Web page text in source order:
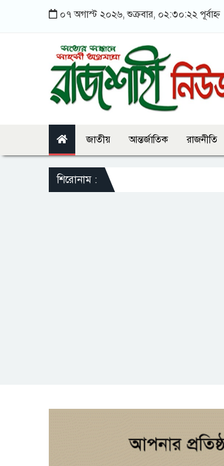
০৭ অগাস্ট ২০২৬, শুক্রবার, ০২:৩০:২২ পূর্বাহ্ন
জাতীয় আন্তর্জাতিক রাজনীতি
শিরোনাম :